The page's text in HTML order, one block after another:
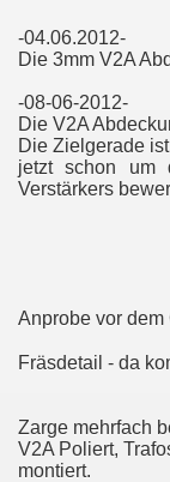
-04.06.2012-
Die 3mm V2A
-08-06-2012-
Die V2A
Die Zielgerade
jetzt schon um
Verstärkers
Anprobe vor
Fräsdetail - da
Zarge mehrfach
V2A Poliert,
montiert.